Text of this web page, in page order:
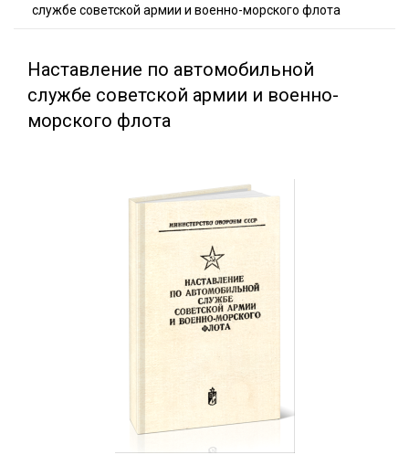
Акции и скидки
службе советской армии и военно-морского флота
Наставление по автомобильной
службе советской армии и военно-
морского флота